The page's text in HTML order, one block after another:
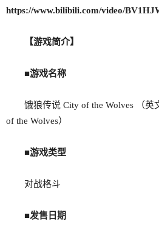
https://www.bilibili.com/video/
【游戏简介】
■游戏名称
饿狼传说 City of the Wolves （英
of the Wolves）
■游戏类型
对战格斗
■发售日期